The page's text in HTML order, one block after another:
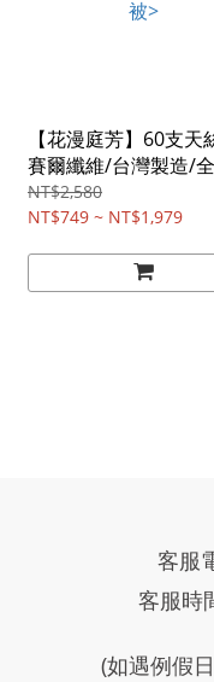
【花漫庭芳】60支天
賽爾纖維/台灣製造/
供應 / <單人/雙人/加
大/床包枕套組/鋪棉兩
NT$2,580
NT$749 ~ NT$1,979
客服
客服時
(如遇例假